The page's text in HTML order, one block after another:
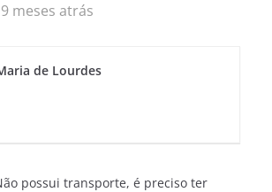
meses atrás
de Lourdes
possui transporte, é preciso ter